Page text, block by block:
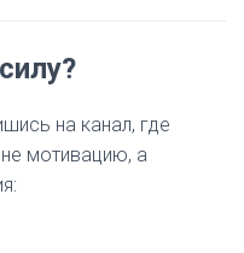
на канал, где
мотивацию, а